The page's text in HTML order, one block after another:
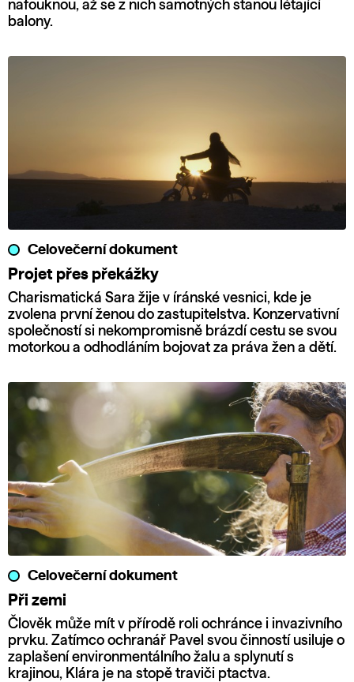
nafouknou, až se z nich samotných stanou létající
balony.
Celovečerní dokument
Projet přes překážky
Charismatická Sara žije v íránské vesnici, kde je
zvolena první ženou do zastupitelstva. Konzervativní
společností si nekompromisně brázdí cestu se svou
motorkou a odhodláním bojovat za práva žen a dětí.
Celovečerní dokument
Při zemi
Člověk může mít v přírodě roli ochránce i invazivního
prvku. Zatímco ochranář Pavel svou činností usiluje o
zaplašení environmentálního žalu a splynutí s
krajinou, Klára je na stopě traviči ptactva.